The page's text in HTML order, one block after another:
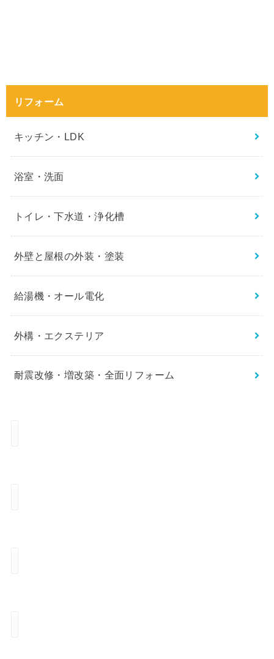
リフォーム
キッチン・LDK
浴室・洗面
トイレ・下水道・浄化槽
外壁と屋根の外装・塗装
給湯機・オール電化
外構・エクステリア
耐震改修・増改築・全面リフォーム